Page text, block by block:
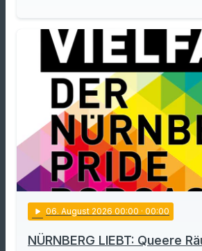
play_arrow 06. August 2026 00:00 · 00:00
NÜRNBERG LIEBT: Queere